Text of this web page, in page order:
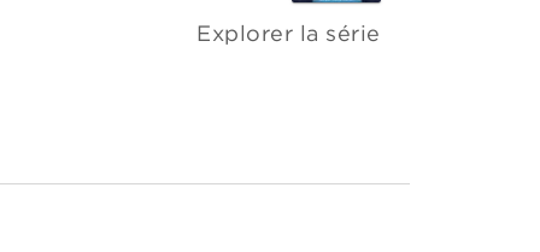
Explorer la série